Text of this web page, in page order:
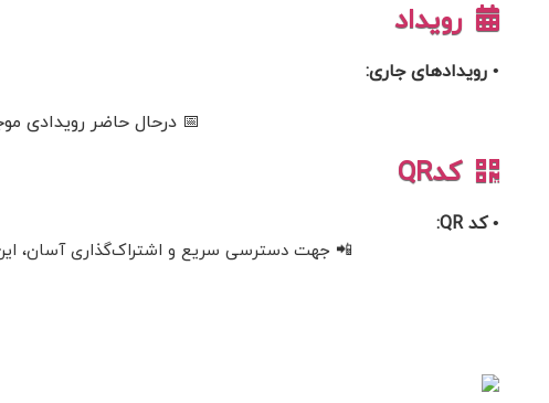
رویداد
• رویدادهای جاری:
📅 درحال حاضر رویدادی
کدQR
• کد QR:
📲 جهت دسترسی سریع و اشتراک‌گذاری آسان، این